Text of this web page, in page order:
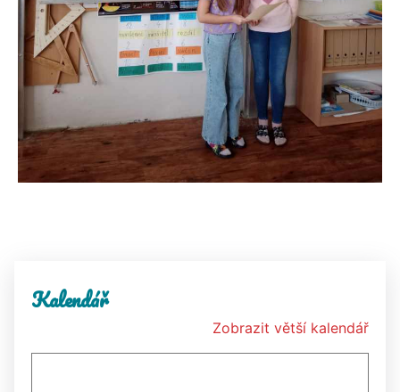
Kalendář
Zobrazit větší kalendář